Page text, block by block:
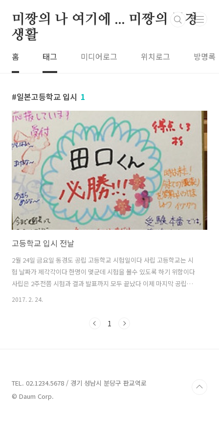
미짱의 나 여기에 ... 미짱의 동경
생활
홈 태그 미디어로그 위치로그 방명록
일본고등학교 입시 1
고등학교 입시 전날
2월 24일 금요일 동경도 공립 고등학교 시험일이다 사립 고등학교는 시
험 날짜가 제각각이다 한명이 몇군데 시험을 볼수 있도록 하기 위함이다
사립은 2주전쯤 시험과 결과 발표까지 모두 끝났다 이제 마지막 공립학
교 시험일이다 쌤들의 응원 메세지 카드를 받아 든 히로쌤들의 응원 메세
아이다 오늘 저녁 뭐 먹고 싶어 라고 물으면 딱히 뭘 먹고 싶다 잘 말을 하
2017. 2. 24.
1
TEL. 02.1234.5678 / 경기 성남시 분당구 판교역로
© Daum Corp.